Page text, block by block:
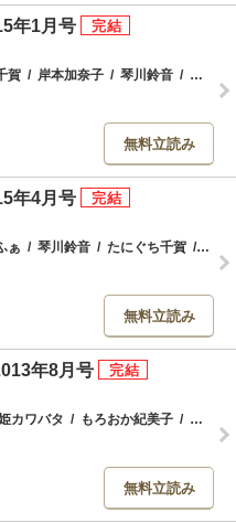
年1月号
賀 / 岸本加奈子 / 琴川鈴音 /
無料立読み
年4月号
ぁ / 琴川鈴音 / たにぐち千賀 / 摩姫
無料立読み
年8月号
カワバタ / もろおか紀美子 /
無料立読み